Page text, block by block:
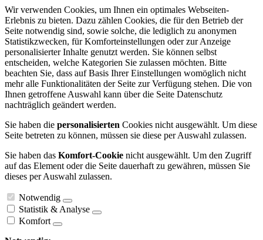
Wir verwenden Cookies, um Ihnen ein optimales Webseiten-
Erlebnis zu bieten. Dazu zählen Cookies, die für den Betrieb der
Seite notwendig sind, sowie solche, die lediglich zu anonymen
Statistikzwecken, für Komforteinstellungen oder zur Anzeige
personalisierter Inhalte genutzt werden. Sie können selbst
entscheiden, welche Kategorien Sie zulassen möchten. Bitte
beachten Sie, dass auf Basis Ihrer Einstellungen womöglich nicht
mehr alle Funktionalitäten der Seite zur Verfügung stehen. Die von
Ihnen getroffene Auswahl kann über die Seite Datenschutz
nachträglich geändert werden.
Sie haben die personalisierten Cookies nicht ausgewählt. Um diese
Seite betreten zu können, müssen sie diese per Auswahl zulassen.
Sie haben das Komfort-Cookie nicht ausgewählt. Um den Zugriff
auf das Element oder die Seite dauerhaft zu gewähren, müssen Sie
dieses per Auswahl zulassen.
Notwendig
Statistik & Analyse
Komfort